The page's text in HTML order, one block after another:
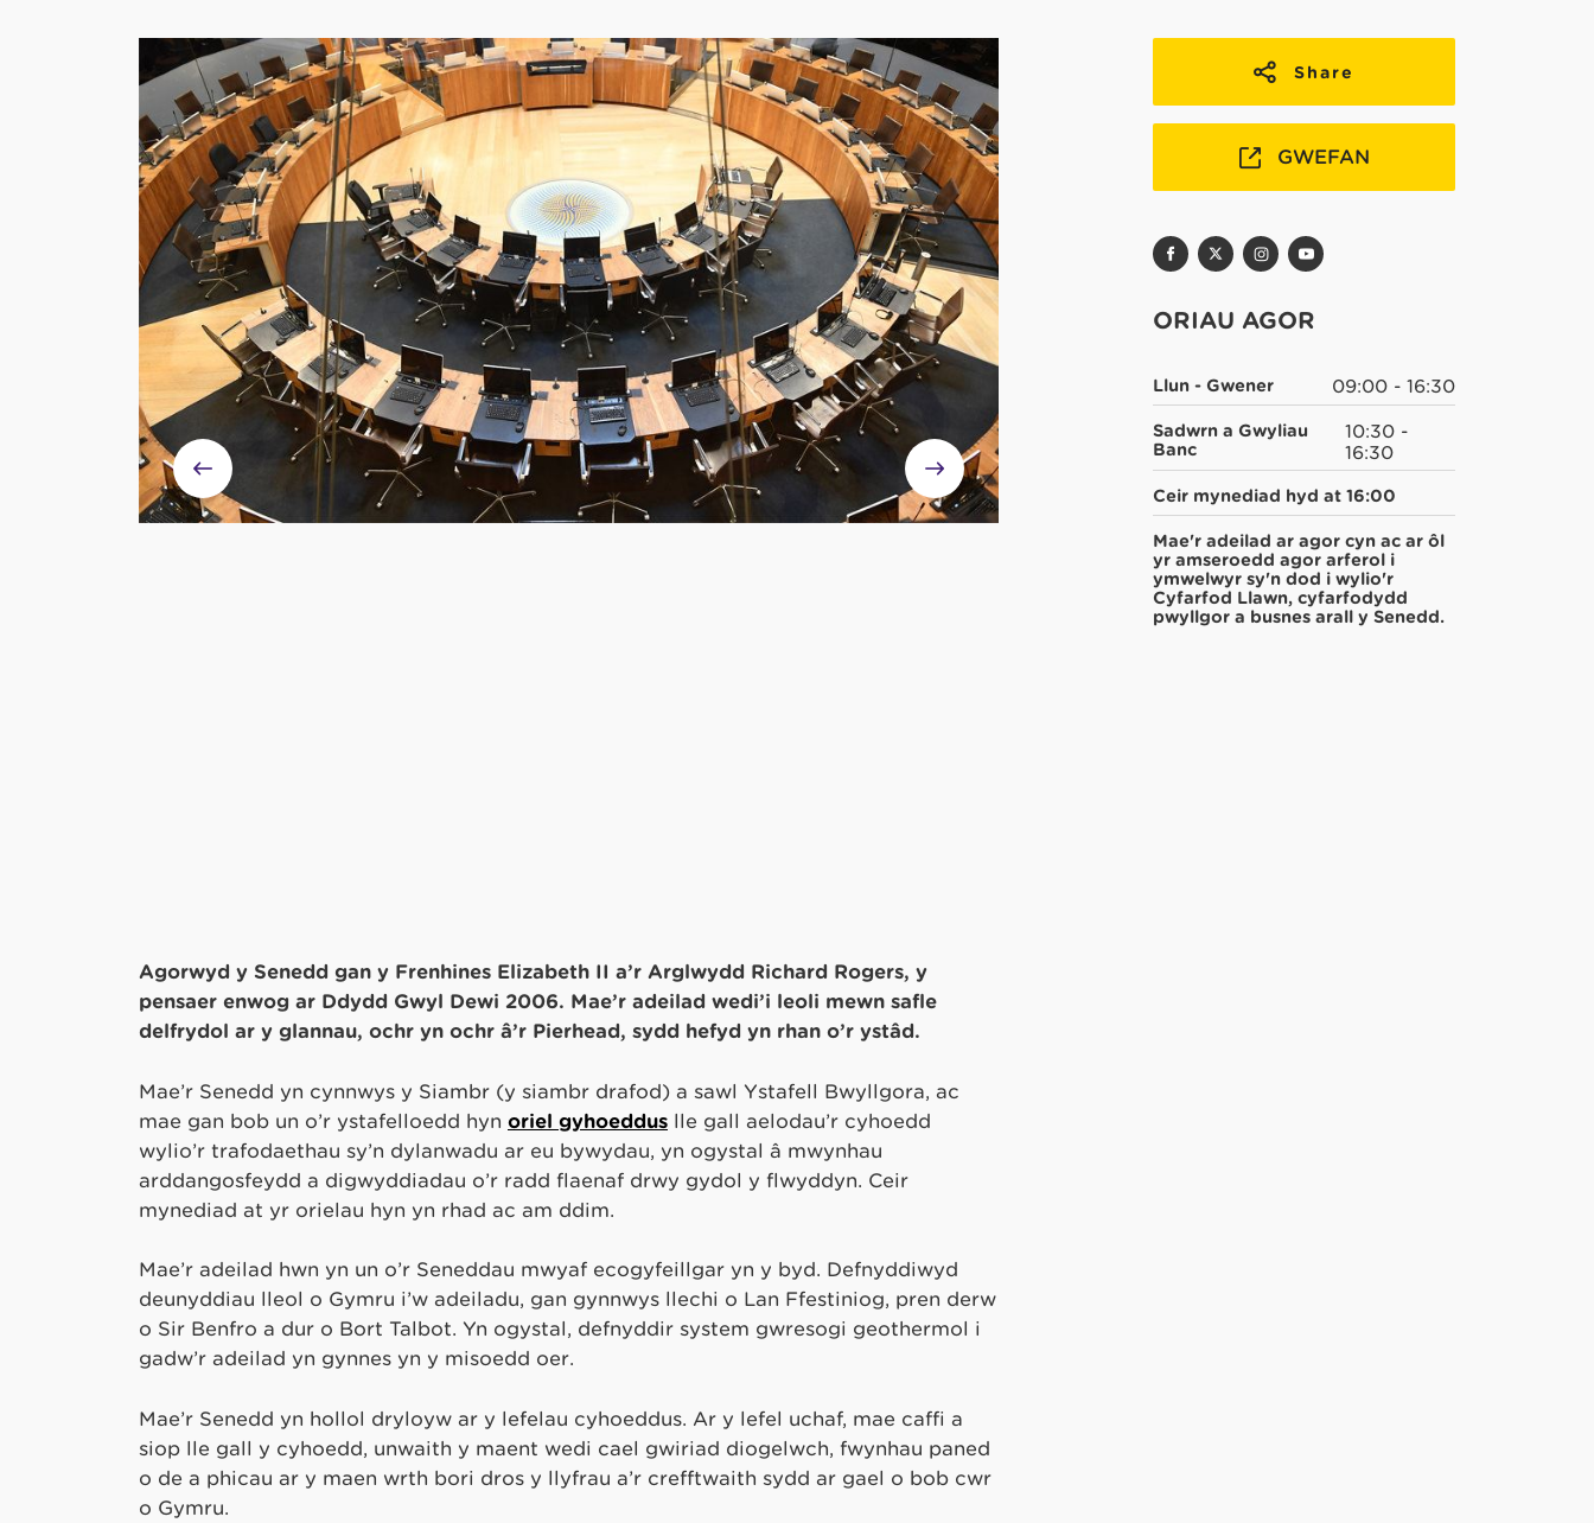
Share
GWEFAN
ORIAU AGOR
Llun - Gwener 09:00 - 16:30
Sadwrn a Gwyliau
Banc
10:30 -
16:30
Ceir mynediad hyd at 16:00
Mae'r adeilad ar agor cyn ac ar ôl
yr amseroedd agor arferol i
ymwelwyr sy'n dod i wylio'r
Cyfarfod Llawn, cyfarfodydd
pwyllgor a busnes arall y Senedd.
Agorwyd y Senedd gan y Frenhines Elizabeth II a’r Arglwydd Richard Rogers, y
pensaer enwog ar Ddydd Gŵyl Dewi 2006. Mae’r adeilad wedi’i leoli mewn safle
delfrydol ar y glannau, ochr yn ochr â’r Pierhead, sydd hefyd yn rhan o’r ystâd.
Mae’r Senedd yn cynnwys y Siambr (y siambr drafod) a sawl Ystafell Bwyllgora, ac
mae gan bob un o’r ystafelloedd hyn oriel gyhoeddus lle gall aelodau’r cyhoedd
wylio’r trafodaethau sy’n dylanwadu ar eu bywydau, yn ogystal â mwynhau
arddangosfeydd a digwyddiadau o’r radd flaenaf drwy gydol y flwyddyn. Ceir
mynediad at yr orielau hyn yn rhad ac am ddim.
Mae’r adeilad hwn yn un o’r Seneddau mwyaf ecogyfeillgar yn y byd. Defnyddiwyd
deunyddiau lleol o Gymru i’w adeiladu, gan gynnwys llechi o Lan Ffestiniog, pren derw
o Sir Benfro a dur o Bort Talbot. Yn ogystal, defnyddir system gwresogi geothermol i
gadw’r adeilad yn gynnes yn y misoedd oer.
Mae’r Senedd yn hollol dryloyw ar y lefelau cyhoeddus. Ar y lefel uchaf, mae caffi a
siop lle gall y cyhoedd, unwaith y maent wedi cael gwiriad diogelwch, fwynhau paned
o de a phicau ar y maen wrth bori dros y llyfrau a’r crefftwaith sydd ar gael o bob cwr
o Gymru.